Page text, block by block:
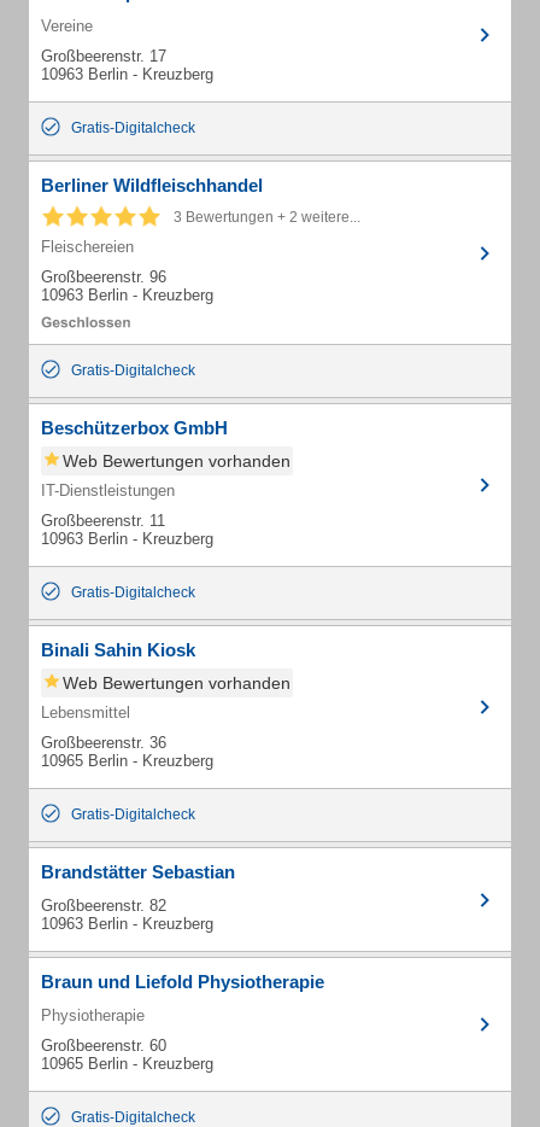
Vereine
Großbeerenstr. 17
10963 Berlin - Kreuzberg
Gratis-Digitalcheck
Berliner Wildfleischhandel
3 Bewertungen + 2 weitere...
Fleischereien
Großbeerenstr. 96
10963 Berlin - Kreuzberg
Gratis-Digitalcheck
Beschützerbox GmbH
Web Bewertungen vorhanden
IT-Dienstleistungen
Großbeerenstr. 11
10963 Berlin - Kreuzberg
Gratis-Digitalcheck
Binali Sahin Kiosk
Web Bewertungen vorhanden
Lebensmittel
Großbeerenstr. 36
10965 Berlin - Kreuzberg
Gratis-Digitalcheck
Brandstätter Sebastian
Großbeerenstr. 82
10963 Berlin - Kreuzberg
Braun und Liefold Physiotherapie
Physiotherapie
Großbeerenstr. 60
10965 Berlin - Kreuzberg
Gratis-Digitalcheck